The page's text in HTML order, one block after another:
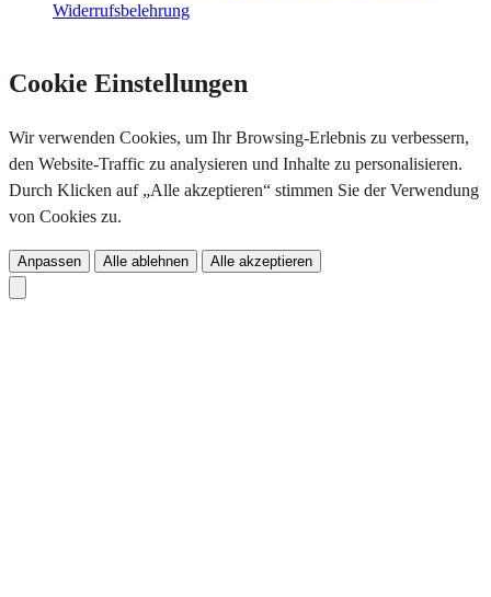
Widerrufsbelehrung
Cookie Einstellungen
Wir verwenden Cookies, um Ihr Browsing-Erlebnis zu verbessern,
den Website-Traffic zu analysieren und Inhalte zu personalisieren.
Durch Klicken auf „Alle akzeptieren“ stimmen Sie der Verwendung
von Cookies zu.
Anpassen Alle ablehnen Alle akzeptieren